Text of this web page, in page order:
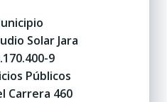
Solar Jara
9
Públicos
Carrera 460